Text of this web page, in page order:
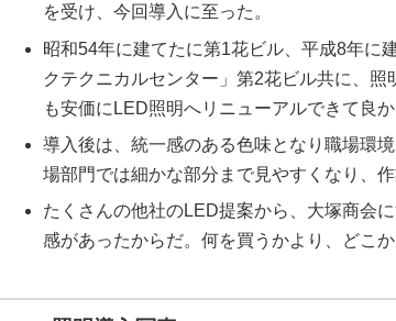
を受け、今回導入に至った。
昭和54年に建てたに第1花ビル、平成8年に
クテクニカルセンター」第2花ビル共に、
も安価にLED照明へリニューアルできて良か
導入後は、統一感のある色味となり職場環
場部門では細かな部分まで見やすくなり、
たくさんの他社のLED提案から、大塚商会
感があったからだ。何を買うかより、どこか